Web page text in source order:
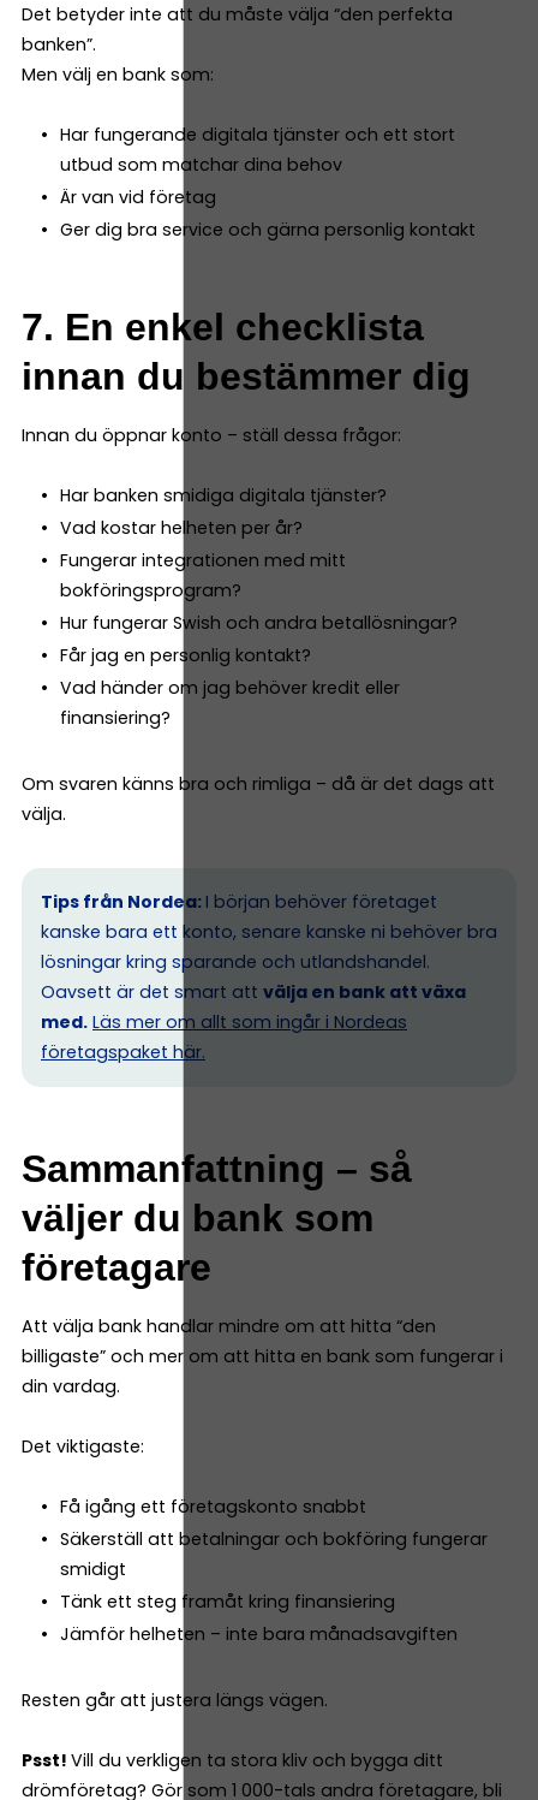
Det betyder inte att du måste välja “den perfekta
banken”.
Men välj en bank som:
Har fungerande digitala tjänster och ett stort
utbud som matchar dina behov
Är van vid företag
Ger dig bra service och gärna personlig kontakt
7. En enkel checklista
innan du bestämmer dig
Innan du öppnar konto – ställ dessa frågor:
Har banken smidiga digitala tjänster?
Vad kostar helheten per år?
Fungerar integrationen med mitt
bokföringsprogram?
Hur fungerar Swish och andra betallösningar?
Får jag en personlig kontakt?
Vad händer om jag behöver kredit eller
finansiering?
Om svaren känns bra och rimliga – då är det dags att
välja.
Tips från Nordea: I början behöver företaget
kanske bara ett konto, senare kanske ni behöver bra
lösningar kring sparande och utlandshandel.
Oavsett är det smart att välja en bank att växa
med. Läs mer om allt som ingår i Nordeas
företagspaket här.
Sammanfattning – så
väljer du bank som
företagare
Att välja bank handlar mindre om att hitta “den
billigaste” och mer om att hitta en bank som fungerar i
din vardag.
Det viktigaste:
Få igång ett företagskonto snabbt
Säkerställ att betalningar och bokföring fungerar
smidigt
Tänk ett steg framåt kring finansiering
Jämför helheten – inte bara månadsavgiften
Resten går att justera längs vägen.
Psst! Vill du verkligen ta stora kliv och bygga ditt
drömföretag? Gör som 1 000-tals andra företagare, bli